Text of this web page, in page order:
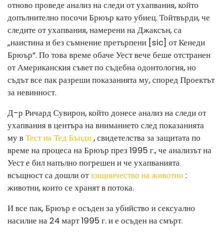
отново проведе анализ на следи от ухапвания, който
допълнително посочи Брюър като убиец. Тойтвърди, че
следите от ухапвания, намерени на Джаксън, са
„наистина и без съмнение претърпени [sic] от Кенеди
Брюър“. По това време обаче Уест вече беше отстранен
от Американския съвет по съдебна одонтология, но
съдът все пак разреши показанията му, според Проектът
за невинност.
Д-р Ричард Сувирон, който донесе анализ на следи от
ухапвания в центъра на вниманието след показанията
му вТест на Тед Бънди, свидетелства за защитата по
време на процеса на Брюър през 1995 г., че анализът на
Уест е бил напълно погрешен и че ухапванията
всъщност са дошли отхищничество на животни :
животни, които се хранят в потока.
И все пак, Брюър е осъден за убийство и сексуално
насилие на 24 март 1995 г. и е осъден на смърт.